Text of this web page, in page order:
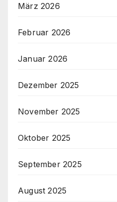
März 2026
Februar 2026
Januar 2026
Dezember 2025
November 2025
Oktober 2025
September 2025
August 2025